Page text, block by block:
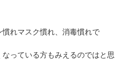
れマスク慣れ、消毒慣れで
なっている方もみえるのではと思